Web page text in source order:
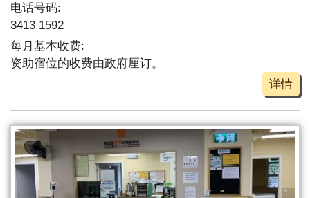
电话号码:
3413 1592
每月基本收费:
资助宿位的收费由政府厘订。
详情